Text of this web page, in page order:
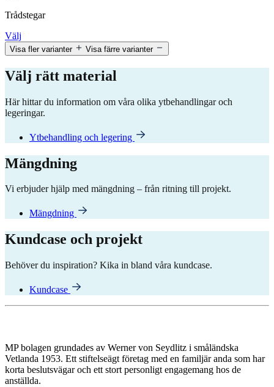
Trådstegar
Välj
Visa fler varianter Visa färre varianter
Välj rätt material
Här hittar du information om våra olika ytbehandlingar och
legeringar.
Ytbehandling och legering
Mängdning
Vi erbjuder hjälp med mängdning – från ritning till projekt.
Mängdning
Kundcase och projekt
Behöver du inspiration? Kika in bland våra kundcase.
Kundcase
MP bolagen grundades av Werner von Seydlitz i småländska
Vetlanda 1953. Ett stiftelseägt företag med en familjär anda som har
korta beslutsvägar och ett stort personligt engagemang hos de
anställda.